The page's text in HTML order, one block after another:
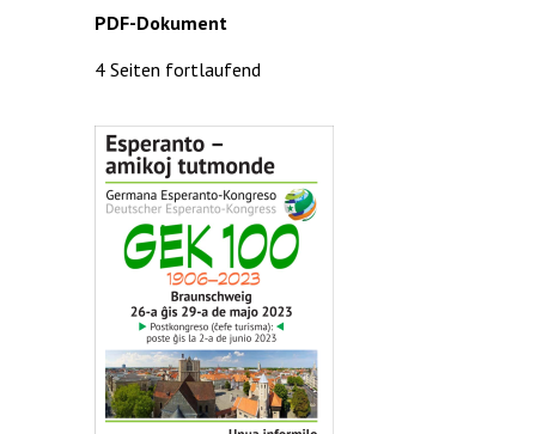
PDF-Dokument
4 Seiten fortlaufend